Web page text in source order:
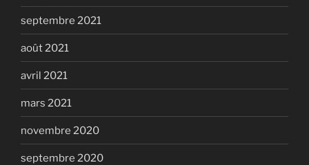
septembre 2021
août 2021
avril 2021
mars 2021
novembre 2020
septembre 2020